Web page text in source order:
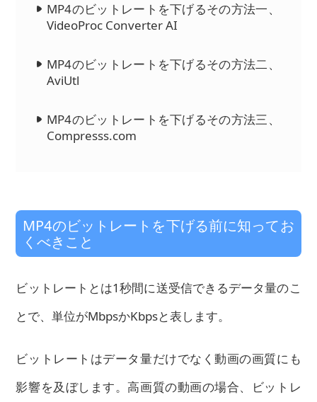
MP4のビットレートを下げるその方法一、
VideoProc Converter AI
MP4のビットレートを下げるその方法二、
AviUtl
MP4のビットレートを下げるその方法三、
Compresss.com
MP4のビットレートを下げる前に知ってお
くべきこと
ビットレートとは1秒間に送受信できるデータ量のこ
とで、単位がMbpsかKbpsと表します。
ビットレートはデータ量だけでなく動画の画質にも
影響を及ぼします。高画質の動画の場合、ビットレ